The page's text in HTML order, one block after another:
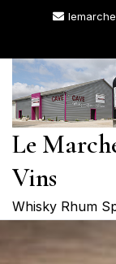
Le
Vins
Whisky Rhum